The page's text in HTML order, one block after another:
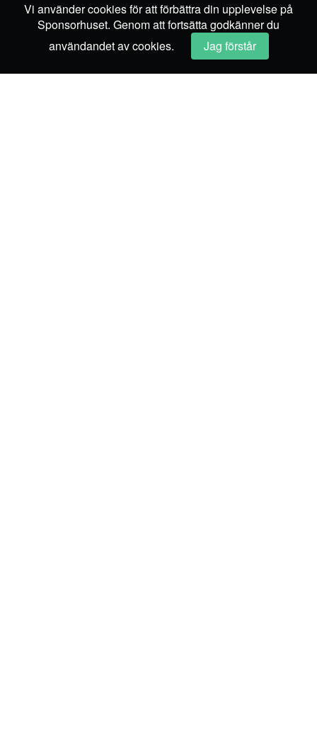
Vi använder cookies för att förbättra din upplevelse på
Sponsorhuset. Genom att fortsätta godkänner du
användandet av cookies.
Jag förstår